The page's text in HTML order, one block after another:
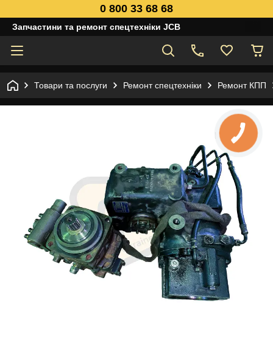
0 800 33 68 68
Запчастини та ремонт спецтехніки JCB
Товари та послуги Ремонт спецтехніки Ремонт КПП